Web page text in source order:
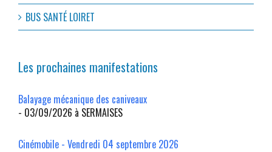
BUS SANTÉ LOIRET
Les prochaines manifestations
Balayage mécanique des caniveaux
- 03/09/2026 à SERMAISES
Cinémobile - Vendredi 04 septembre 2026